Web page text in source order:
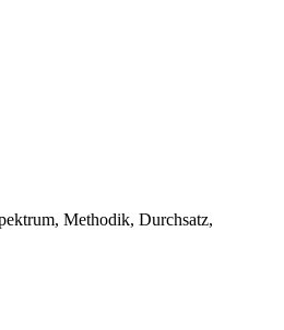
Methodik, Durchsatz,